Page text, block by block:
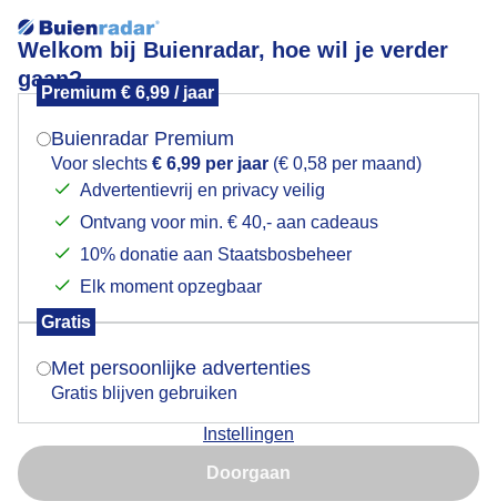
Welkom bij Buienradar, hoe wil je verder
gaan?
Premium € 6,99 / jaar
Buienradar Premium
Voor slechts € 6,99 per jaar (€ 0,58 per maand)
Advertentievrij en privacy veilig
Ontvang voor min. € 40,- aan cadeaus
10% donatie aan Staatsbosbeheer
Elk moment opzegbaar
Gratis
Met persoonlijke advertenties
Gratis blijven gebruiken
Instellingen
Doorgaan
Bui tijdens de zonsopkomst
Dit noemen we nu een bui en deze kwam precies op
het juiste moment tijdens de zonsopkomst
Mogen we je locatie gebruiken voor het
Indien je hier nog geen akkoord op hebt gegeven,
verschijnt er zo een pop-up uit je browser waarin
Is goed, toon de popup
Nu niet, misschien later